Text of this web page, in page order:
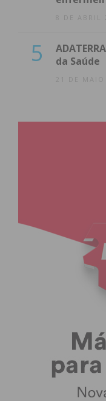
8 DE ABRIL
5
da Saúde
21 DE MAIO